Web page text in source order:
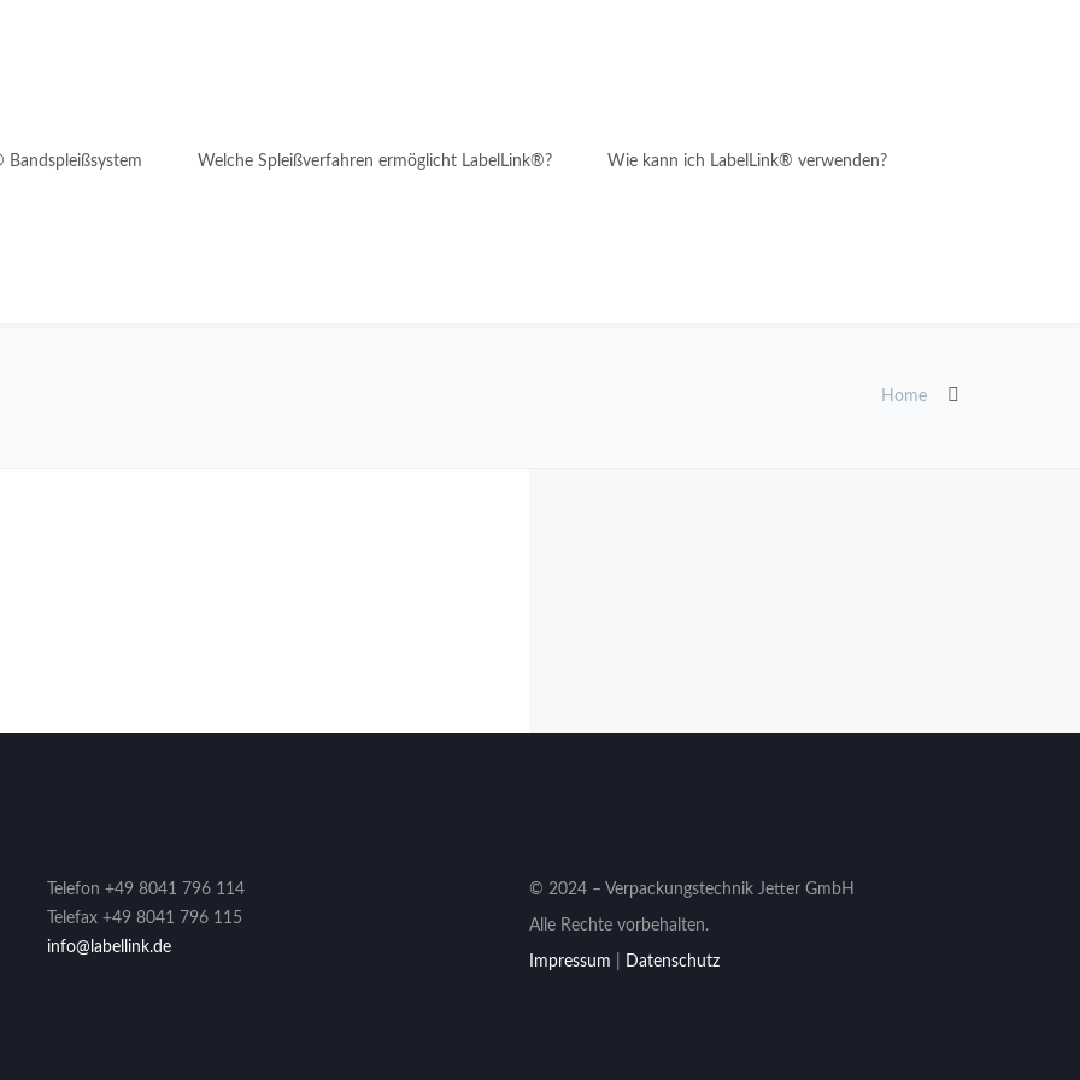
Bandspleißsystem Welche Spleißverfahren ermöglicht LabelLink®? Wie kann ich LabelLink® verwenden?
Home
Telefon +49 8041 796 114
Telefax +49 8041 796 115
info@labellink.de
© 2024 – Verpackungstechnik Jetter GmbH
Alle Rechte vorbehalten.
Impressum Datenschutz